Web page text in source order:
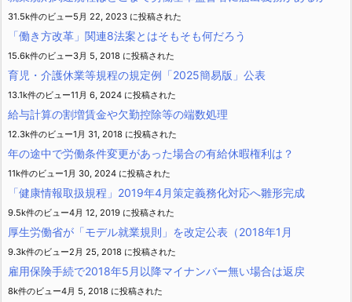
31.5k件のビュー5月 22, 2023 に投稿された
「働き方改革」関連8法案とはそもそも何だろう
15.6k件のビュー3月 5, 2018 に投稿された
育児・介護休業等規程の規定例「2025簡易版」公表
13.1k件のビュー11月 6, 2024 に投稿された
給与計算の割増賃金や欠勤控除等の端数処理
12.3k件のビュー1月 31, 2018 に投稿された
年の途中で労働条件変更があった場合の有給休暇権利は？
11k件のビュー1月 30, 2024 に投稿された
「健康情報取扱規程」2019年4月策定義務化対応へ雛形完成
9.5k件のビュー4月 12, 2019 に投稿された
厚生労働省が「モデル就業規則」を改定公表（2018年1月
9.3k件のビュー2月 25, 2018 に投稿された
雇用保険手続で2018年5月以降マイナンバー無い場合は返戻
8k件のビュー4月 5, 2018 に投稿された